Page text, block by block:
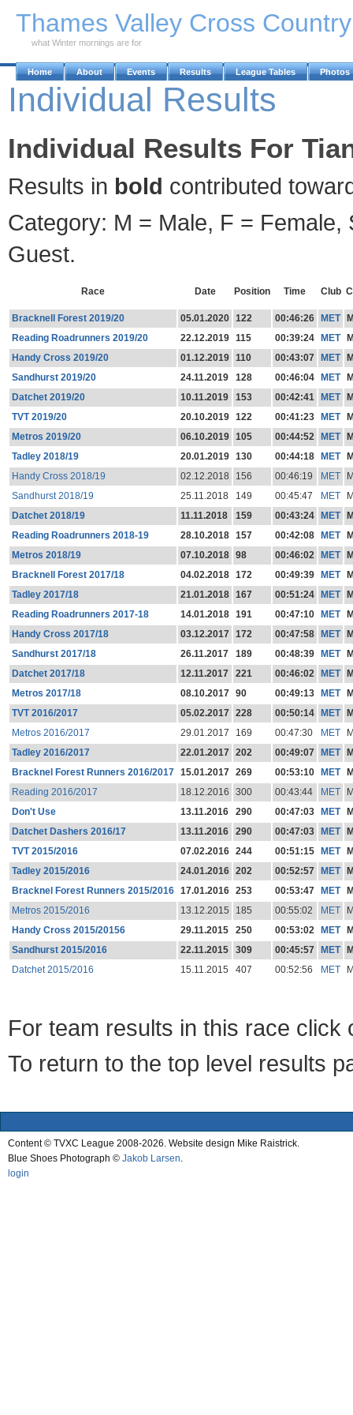
Thames Valley Cross
what Winter mornings are for
Home About Events Results League Tables Photos
Individual Results
Individual Results For
Results in bold contributed
Category: M = Male, F = Female,
Guest.
Race Date Position Time Club
Bracknell Forest 2019/20 05.01.2020 122 00:46:26 MET
Reading Roadrunners 2019/20
22.12.2019 115 00:39:24 MET
Handy Cross 2019/20
01.12.2019 110 00:43:07 MET
Sandhurst 2019/20
24.11.2019 128 00:46:04 MET
Datchet 2019/20
10.11.2019 153 00:42:41 MET
TVT 2019/20
20.10.2019 122 00:41:23 MET
Metros 2019/20
06.10.2019 105 00:44:52 MET
Tadley 2018/19
20.01.2019 130 00:44:18 MET
Handy Cross 2018/19
02.12.2018 156 00:46:19 MET
Sandhurst 2018/19
25.11.2018 149 00:45:47 MET
Datchet 2018/19
11.11.2018 159 00:43:24 MET
Reading Roadrunners 2018-19
28.10.2018 157 00:42:08 MET
Metros 2018/19
07.10.2018 98 00:46:02 MET
Bracknell Forest 2017/18
04.02.2018 172 00:49:39 MET
Tadley 2017/18
21.01.2018 167 00:51:24 MET
Reading Roadrunners 2017-18
14.01.2018 191 00:47:10 MET
Handy Cross 2017/18
03.12.2017 172 00:47:58 MET
Sandhurst 2017/18
26.11.2017 189 00:48:39 MET
Datchet 2017/18
12.11.2017 221 00:46:02 MET
Metros 2017/18
08.10.2017 90 00:49:13 MET
TVT 2016/2017
05.02.2017 228 00:50:14 MET
Metros 2016/2017
29.01.2017 169 00:47:30 MET
Tadley 2016/2017
22.01.2017 202 00:49:07 MET
Bracknel Forest Runners 2016/2017 15.01.2017 269 00:53:10 MET
Reading 2016/2017
18.12.2016 300 00:43:44 MET
Don't Use
13.11.2016 290 00:47:03 MET
Datchet Dashers 2016/17
13.11.2016 290 00:47:03 MET
TVT 2015/2016
07.02.2016 244 00:51:15 MET
Tadley 2015/2016
24.01.2016 202 00:52:57 MET
Bracknel Forest Runners 2015/2016 17.01.2016 253 00:53:47 MET
Metros 2015/2016
13.12.2015 185 00:55:02 MET
Handy Cross 2015/20156
29.11.2015 250 00:53:02 MET
Sandhurst 2015/2016
22.11.2015 309 00:45:57 MET
Datchet 2015/2016
15.11.2015 407 00:52:56 MET
For team results in this race click
To return to the top level results
Content © TVXC League 2008-2026. Website design Mike Raistrick.
Blue Shoes Photograph © Jakob Larsen
login